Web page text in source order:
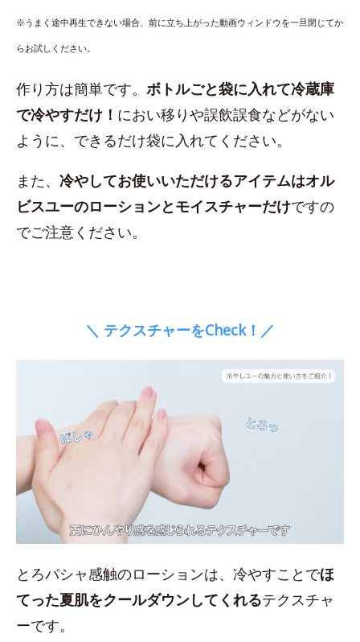
※うまく途中再生できない場合、前に立ち上がった動画ウィンドウを一旦閉じてか
らお試しください。
作り方は簡単です。 ボトルごと袋に入れて冷蔵庫
で冷やすだけ！ におい移りや誤飲誤食などがない
ように、できるだけ袋に入れてください。
また、 冷やしてお使いいただけるアイテムはオル
ビスユーのローションとモイスチャーだけですの
でご注意ください。
＼ テクスチャーをCheck！／
とろパシャ感触のローションは、冷やすことでほ
てった夏肌をクールダウンしてくれるテクスチャ
ーです。